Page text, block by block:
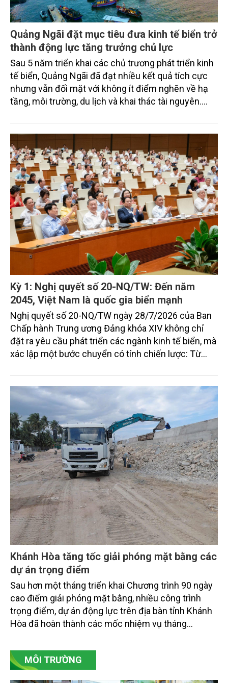
Quảng Ngãi đặt mục tiêu đưa kinh tế biển trở
thành động lực tăng trưởng chủ lực
Sau 5 năm triển khai các chủ trương phát triển kinh
tế biển, Quảng Ngãi đã đạt nhiều kết quả tích cực
nhưng vẫn đối mặt với không ít điểm nghẽn về hạ
tầng, môi trường, du lịch và khai thác tài nguyên.
đặt mục tiêu đưa kinh tế biển phát triển nhanh, bền
vững, trở thành động lực quan trọng thúc đẩy tăng
trưởng của tỉnh đến năm 2030, tầm nhìn đến năm
2045.
Kỳ 1: Nghị quyết số 20-NQ/TW: Đến năm
2045, Việt Nam là quốc gia biển mạnh
Nghị quyết số 20-NQ/TW ngày 28/7/2026 của Ban
Chấp hành Trung ương Đảng khóa XIV không chỉ
đặt ra yêu cầu phát triển các ngành kinh tế biển, mà
xác lập một bước chuyển có tính chiến lược: Từ
"phát triển kinh tế ven biển" sang "xây dựng quốc
gia biển mạnh". Trong bước chuyển ấy, ngành Nông
nghiệp và Môi trường giữ vai trò đặc biệt quan trọng,
từ hoàn thiện thể chế, quy hoạch không gian biển,
quản lý tài nguyên đến bảo vệ môi trường, phục hồi
hệ sinh thái và kiến tạo sinh kế bền vững cho người
dân ven biển, hải đảo.
Khánh Hòa tăng tốc giải phóng mặt bằng các
dự án trọng điểm
Sau hơn một tháng triển khai Chương trình 90 ngày
cao điểm giải phóng mặt bằng, nhiều công trình
trọng điểm, dự án động lực trên địa bàn tỉnh Khánh
Hòa đã hoàn thành các mốc nhiệm vụ tháng
vụ tháng 8 và tháng 9 đang được tiếp tục triển khai
với tiến độ khác nhau.
MÔI TRƯỜNG